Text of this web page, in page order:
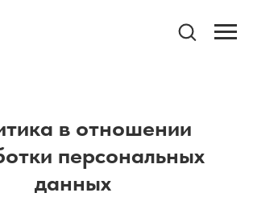
в отношении
персональных
данных